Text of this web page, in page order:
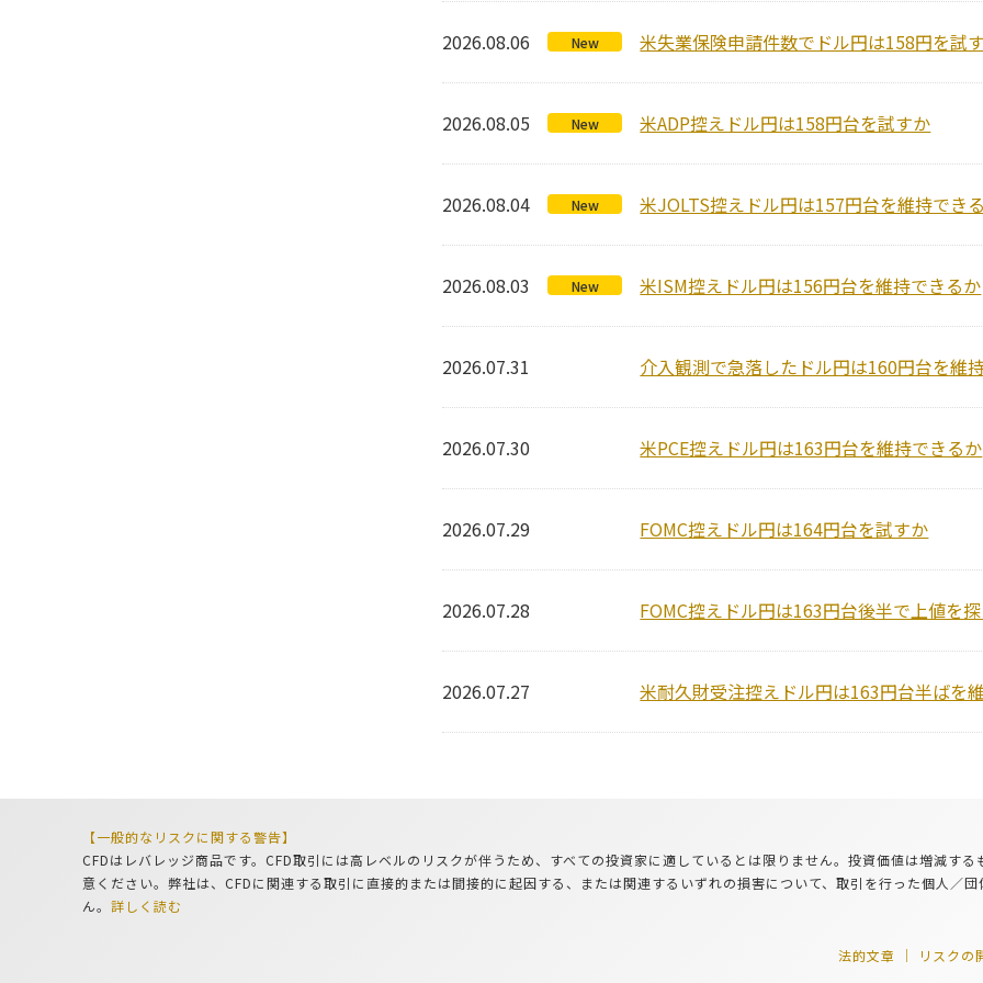
2026.08.06 New 米失業保険申請件数でドル円は158円を試
2026.08.05 New 米ADP控えドル円は158円台を試すか
2026.08.04 New 米JOLTS控えドル円は157円台を維持でき
2026.08.03 New 米ISM控えドル円は156円台を維持できるか
2026.07.31 介入観測で急落したドル円は160円台を維
2026.07.30 米PCE控えドル円は163円台を維持できるか
2026.07.29 FOMC控えドル円は164円台を試すか
2026.07.28 FOMC控えドル円は163円台後半で上値を
2026.07.27 米耐久財受注控えドル円は163円台半ばを
【一般的なリスクに関する警告】
CFDはレバレッジ商品です。CFD取引には高レベルのリスクが伴うため、すべての投資家に適しているとは限りません。投資価値は増減す
意ください。弊社は、CFDに関連する取引に直接的または間接的に起因する、または関連するいずれの損害について、取引を行った個人／
ん。 詳しく読む
法的文章 リスクの